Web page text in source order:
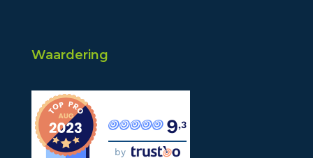
Waardering
9,3
by